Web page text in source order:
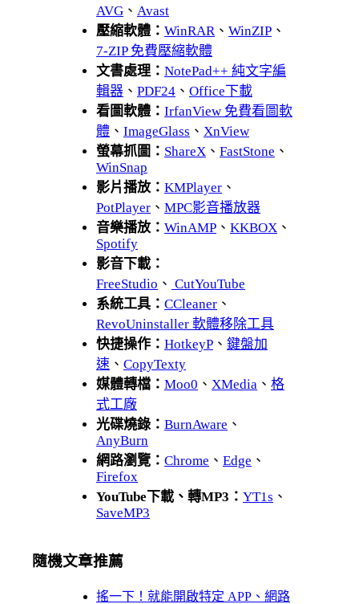
AVG 、 Avast
壓縮軟體： WinRAR、 WinZIP 、
7-ZIP 免費壓縮軟體
文書處理： NotePad++ 純文字編
輯器 、 PDF24 、 Office下載
看圖軟體： IrfanView 免費看圖軟
體 、 ImageGlass 、 XnView
螢幕抓圖： ShareX 、 FastStone 、
WinSnap
影片播放： KMPlayer 、
PotPlayer 、 MPC影音播放器
音樂播放： WinAMP 、 KKBOX 、
Spotify
影音下載：
FreeStudio 、 CutYouTube
系統工具： CCleaner 、
RevoUninstaller 軟體移除工具
快捷操作： HotkeyP 、 鍵盤加
速 、 CopyTexty
媒體轉檔： Moo0 、 XMedia 、 格
式工廠
光碟燒錄： BurnAware 、
AnyBurn
網路瀏覽： Chrome 、 Edge 、
Firefox
YouTube下載、轉MP3： YT1s 、
SaveMP3
隨機文章推薦
搖一下！就能開啟特定 APP、網路